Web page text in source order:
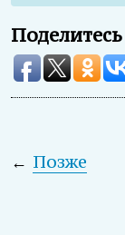
← Позже